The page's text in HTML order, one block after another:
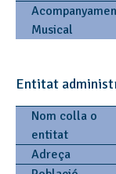
Musical
Entitat
Nom colla o
entitat
Adreça